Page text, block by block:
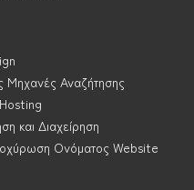
Μηχανές Αναζήτησης
και Διαχείρηση
Ονόματος Website